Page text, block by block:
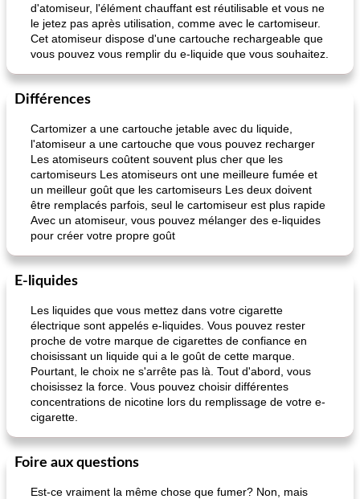
d'atomiseur, l'élément chauffant est réutilisable et vous ne
le jetez pas après utilisation, comme avec le cartomiseur.
Cet atomiseur dispose d'une cartouche rechargeable que
vous pouvez vous remplir du e-liquide que vous souhaitez.
Différences
Cartomizer a une cartouche jetable avec du liquide,
l'atomiseur a une cartouche que vous pouvez recharger
Les atomiseurs coûtent souvent plus cher que les
cartomiseurs Les atomiseurs ont une meilleure fumée et
un meilleur goût que les cartomiseurs Les deux doivent
être remplacés parfois, seul le cartomiseur est plus rapide
Avec un atomiseur, vous pouvez mélanger des e-liquides
pour créer votre propre goût
E-liquides
Les liquides que vous mettez dans votre cigarette
électrique sont appelés e-liquides. Vous pouvez rester
proche de votre marque de cigarettes de confiance en
choisissant un liquide qui a le goût de cette marque.
Pourtant, le choix ne s'arrête pas là. Tout d'abord, vous
choisissez la force. Vous pouvez choisir différentes
concentrations de nicotine lors du remplissage de votre e-
cigarette.
Foire aux questions
Est-ce vraiment la même chose que fumer? Non, mais